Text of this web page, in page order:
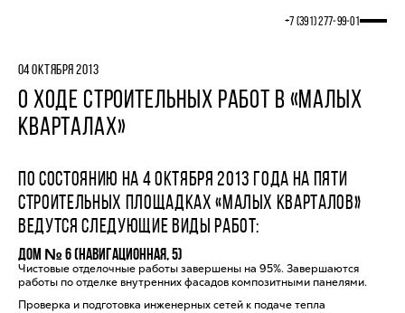
+7 (391) 277‒99‒01
04 ОКТЯБРЯ 2013
О ХОДЕ СТРОИТЕЛЬНЫХ РАБОТ В «МАЛЫХ
КВАРТАЛАХ»
ПО СОСТОЯНИЮ НА 4 ОКТЯБРЯ 2013 ГОДА НА ПЯТИ
СТРОИТЕЛЬНЫХ ПЛОЩАДКАХ «МАЛЫХ КВАРТАЛОВ»
ВЕДУТСЯ СЛЕДУЮЩИЕ ВИДЫ РАБОТ:
Дом № 6 (Навигационная, 5)
Чистовые отделочные работы завершены на 95%. Завершаются
работы по отделке внутренних фасадов композитными панелями.
Проверка и подготовка инженерных сетей к подаче тепла